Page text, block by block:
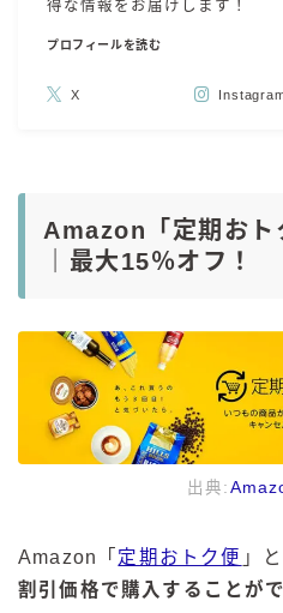
得な情報をお届けします！
プロフィールを読む
X
Amazon「定期おト
｜最大15％オフ！
出典:
Amazon「 定期おトク便 」
割引価格で購入することが